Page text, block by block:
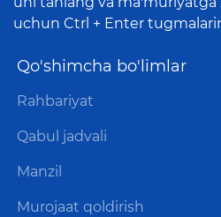
uchun Ctrl + Enter
Qo'shimcha bo'limlar
Rahbariyat
Qabul jadvali
Manzil
Murojaat qoldirish